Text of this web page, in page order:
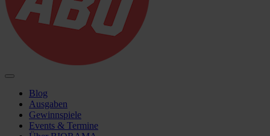
Blog
Ausgaben
Gewinnspiele
Events & Termine